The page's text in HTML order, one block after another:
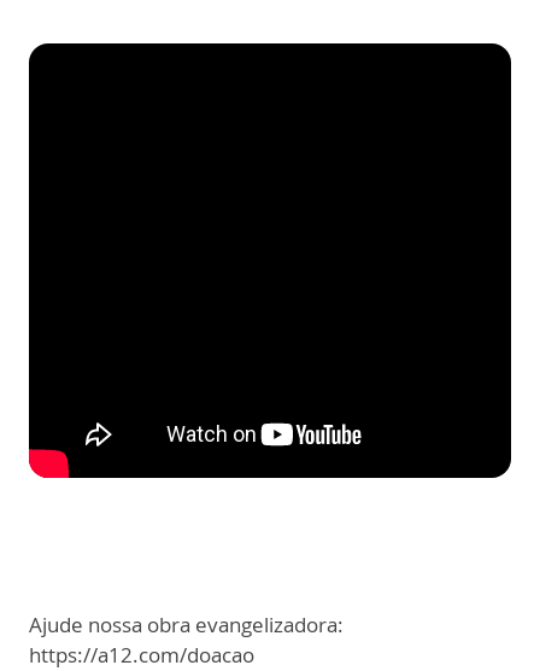
Ajude nossa obra evangelizadora:
https://a12.com/doacao